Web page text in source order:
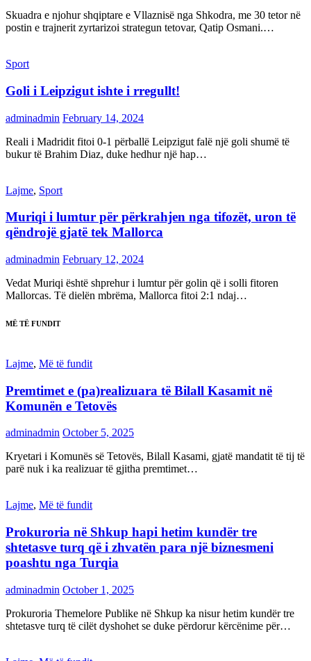
Skuadra e njohur shqiptare e Vllaznisë nga Shkodra, me 30 tetor në
postin e trajnerit zyrtarizoi strategun tetovar, Qatip Osmani.…
Sport
Goli i Leipzigut ishte i rregullt!
adminadmin February 14, 2024
Reali i Madridit fitoi 0-1 përballë Leipzigut falë një goli shumë të
bukur të Brahim Diaz, duke hedhur një hap…
Lajme, Sport
Muriqi i lumtur për përkrahjen nga tifozët, uron të
qëndrojë gjatë tek Mallorca
adminadmin February 12, 2024
Vedat Muriqi është shprehur i lumtur për golin që i solli fitoren
Mallorcas. Të dielën mbrëma, Mallorca fitoi 2:1 ndaj…
MË TË FUNDIT
Lajme, Më të fundit
Premtimet e (pa)realizuara të Bilall Kasamit në
Komunën e Tetovës
adminadmin October 5, 2025
Kryetari i Komunës së Tetovës, Bilall Kasami, gjatë mandatit të tij të
parë nuk i ka realizuar të gjitha premtimet…
Lajme, Më të fundit
Prokuroria në Shkup hapi hetim kundër tre
shtetasve turq që i zhvatën para një biznesmeni
poashtu nga Turqia
adminadmin October 1, 2025
Prokuroria Themelore Publike në Shkup ka nisur hetim kundër tre
shtetasve turq të cilët dyshohet se duke përdorur kërcënime për…